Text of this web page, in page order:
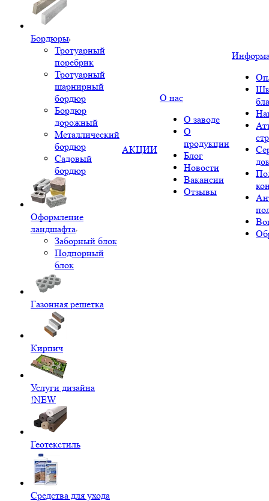
Бордюры
Тротуарный
поребрик
Тротуарный
шарнирный
бордюр
Бордюр
дорожный
Металлический
бордюр
Садовый
бордюр
Оформление
ландшафта
Заборный блок
Подпорный
блок
Газонная решетка
Кирпич
Услуги дизайна
!NEW
Геотекстиль
Средства для ухода
АКЦИИ
О нас
О заводе
О
продукции
Блог
Новости
Вакансии
Отзывы